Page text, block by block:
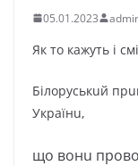
05.01.2023
Як то кажуть і
Білоруськuй
Укрaїнu,
що вонu